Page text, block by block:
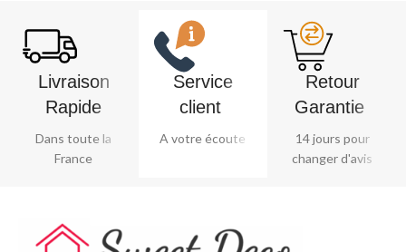
Livraison
Rapide
Dans toute la
France
Service
client ​
A votre écoute
Retour
Garantie ​
14 jours pour
changer d'avis